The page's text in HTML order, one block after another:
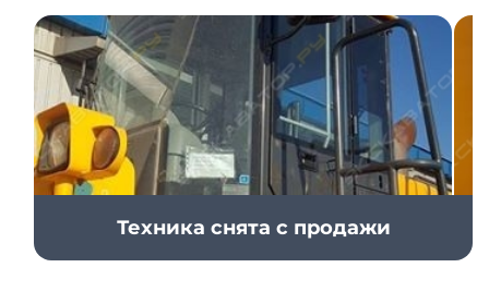
Техника снята с продажи